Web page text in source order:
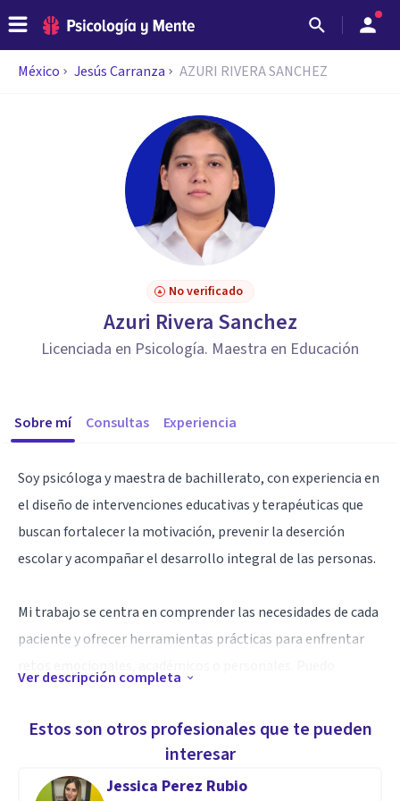
México Jesús Carranza AZURI RIVERA SANCHEZ
No verificado
Azuri Rivera Sanchez
Licenciada en Psicología. Maestra en Educación
Sobre mí Consultas Experiencia
Soy psicóloga y maestra de bachillerato, con experiencia en
el diseño de intervenciones educativas y terapéuticas que
buscan fortalecer la motivación, prevenir la deserción
escolar y acompañar el desarrollo integral de las personas.
Mi trabajo se centra en comprender las necesidades de cada
paciente y ofrecer herramientas prácticas para enfrentar
Gestionar emociones y ansiedad mediante estrategias
psicológicas basadas en evidencia.
Ver descripción completa
Estos son otros profesionales que te pueden
interesar
Jessica Perez Rubio